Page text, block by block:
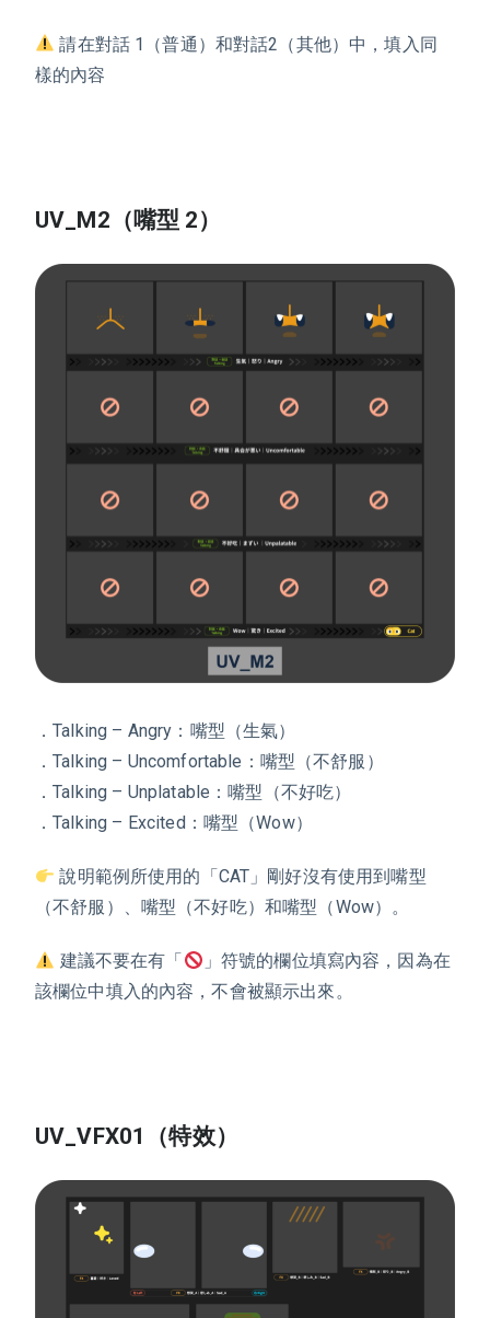
️請在對話 1（普通）和對話2（其他）中，填入同
樣的內容
UV_M2（嘴型 2）
．Talking – Angry：嘴型（生氣）
．Talking – Uncomfortable：嘴型（不舒服）
．Talking – Unplatable：嘴型（不好吃）
．Talking – Excited：嘴型（Wow）
說明範例所使用的「 CAT 」剛好沒有使用到嘴型
（不舒服）、嘴型（不好吃）和嘴型（Wow）。
️ 建議不要在有「
」符號的欄位填寫內容，因為在
該欄位中填入的內容，不會被顯示出來。
UV_VFX01（特效）